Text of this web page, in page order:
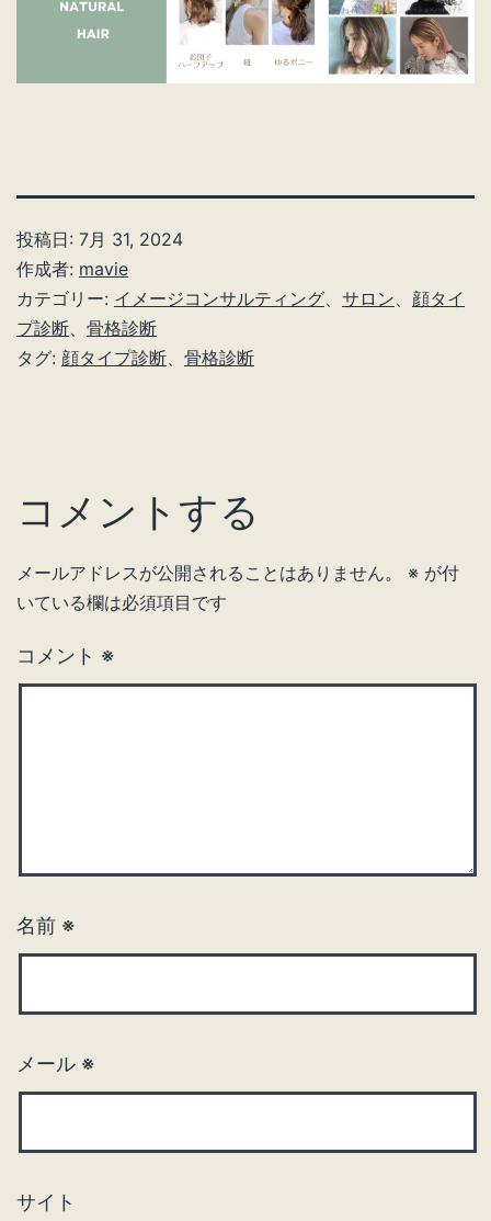
投稿日: 7月 31, 2024
作成者: mavie
カテゴリー: イメージコンサルティング、 サロン、 顔タイ
プ診断、 骨格診断
タグ: 顔タイプ診断、 骨格診断
コメントする
メールアドレスが公開されることはありません。 ※ が付
いている欄は必須項目です
コメント ※
名前 ※
メール ※
サイト